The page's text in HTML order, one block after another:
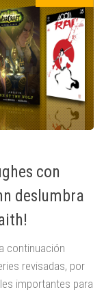
con
deslumbra
continuación
revisadas, por
importantes para